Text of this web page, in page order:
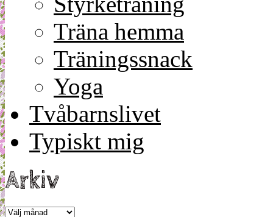
Träna hemma
Träningssnack
Yoga
Tvåbarnslivet
Typiskt mig
Arkiv
Arkiv